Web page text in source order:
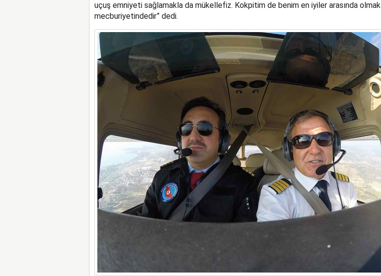
uçuş emniyeti sağlamakla da mükellefiz. Kokpitim de benim en iyiler arasında olmak
mecburiyetindedir” dedi.